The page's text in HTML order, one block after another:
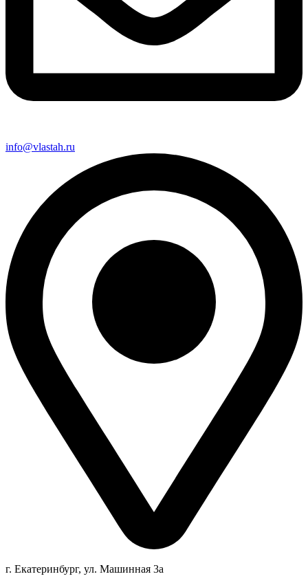
info@vlastah.ru
г. Екатеринбург, ул. Машинная 3а